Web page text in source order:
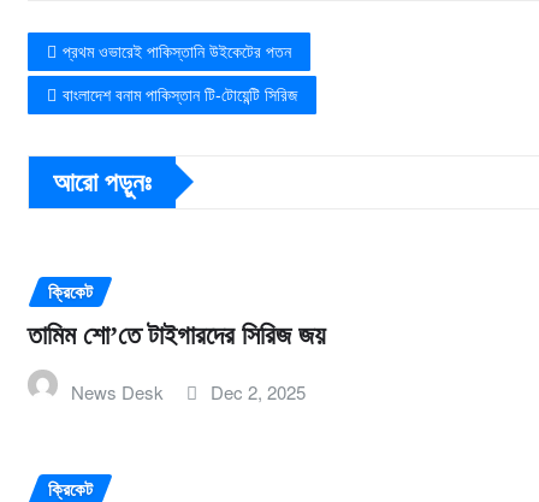
প্রথম ওভারেই পাকিস্তানি উইকেটের পতন
বাংলাদেশ বনাম পাকিস্তান টি-টোয়েন্টি সিরিজ
আরো পড়ুনঃ
ক্রিকেট
তামিম শো’তে টাইগারদের সিরিজ জয়
News Desk Dec 2, 2025
ক্রিকেট